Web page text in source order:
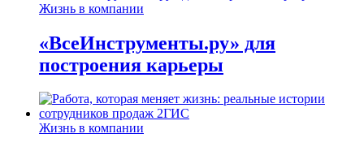
Жизнь в компании
«ВсеИнструменты.ру» для
построения карьеры
Жизнь в компании